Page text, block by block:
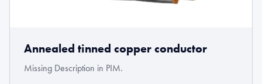
Annealed tinned copper conductor
Missing Description in PIM.